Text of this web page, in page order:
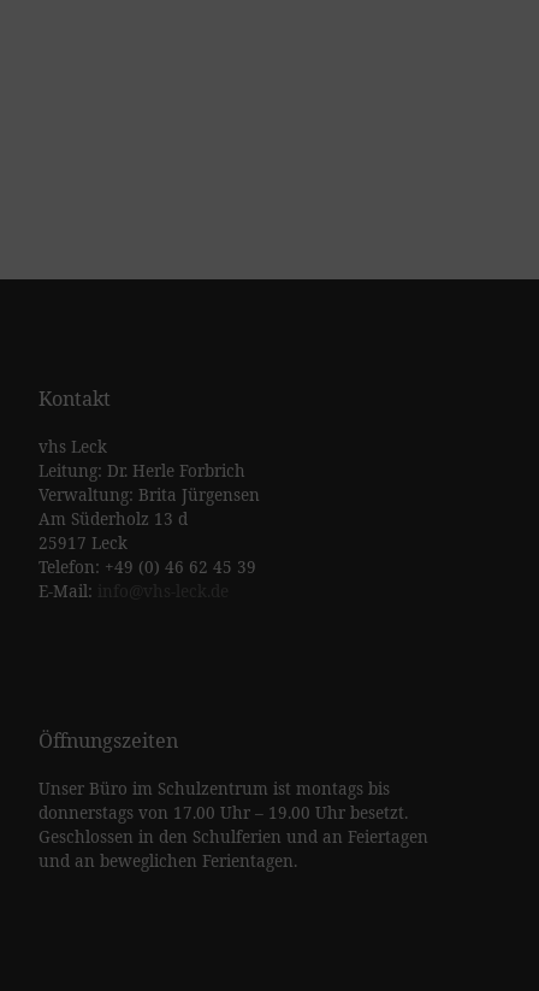
Kontakt
vhs Leck
Leitung: Dr. Herle Forbrich
Verwaltung: Brita Jürgensen
Am Süderholz 13 d
25917 Leck
Telefon: +49 (0) 46 62 45 39
E-Mail:
Öffnungszeiten
Unser Büro im Schulzentrum ist montags bis
donnerstags von 17.00 Uhr – 19.00 Uhr besetzt.
Geschlossen in den Schulferien und an Feiertagen
und an beweglichen Ferientagen.